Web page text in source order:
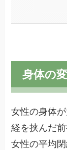
身体の
女性の身体
経を挟んだ
女性の平均